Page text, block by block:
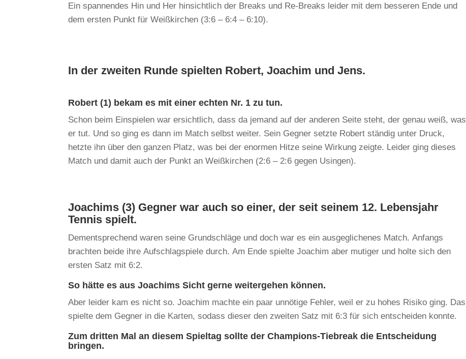
Ein spannendes Hin und Her hinsichtlich der Breaks und Re-Breaks leider mit dem besseren Ende und
dem ersten Punkt für Weißkirchen (3:6 – 6:4 – 6:10).
In der zweiten Runde spielten Robert, Joachim und Jens.
Robert (1) bekam es mit einer echten Nr. 1 zu tun.
Schon beim Einspielen war ersichtlich, dass da jemand auf der anderen Seite steht, der genau weiß, was
er tut. Und so ging es dann im Match selbst weiter. Sein Gegner setzte Robert ständig unter Druck,
hetzte ihn über den ganzen Platz, was bei der enormen Hitze seine Wirkung zeigte. Leider ging dieses
Match und damit auch der Punkt an Weißkirchen (2:6 – 2:6 gegen Usingen).
Joachims (3) Gegner war auch so einer, der seit seinem 12. Lebensjahr
Tennis spielt.
Dementsprechend waren seine Grundschläge und doch war es ein ausgeglichenes Match. Anfangs
brachten beide ihre Aufschlagspiele durch. Am Ende spielte Joachim aber mutiger und holte sich den
ersten Satz mit 6:2.
So hätte es aus Joachims Sicht gerne weitergehen können.
Aber leider kam es nicht so. Joachim machte ein paar unnötige Fehler, weil er zu hohes Risiko ging. Das
spielte dem Gegner in die Karten, sodass dieser den zweiten Satz mit 6:3 für sich entscheiden konnte.
Zum dritten Mal an diesem Spieltag sollte der Champions-Tiebreak die Entscheidung
bringen.